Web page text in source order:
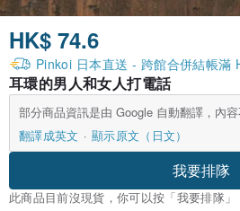
HK$ 74.6
Pinkoi 日本直送 - 跨館合併結帳滿
耳環的男人和女人打電話
部分商品資訊是由 Google 自動翻譯，內容
翻譯成英文
顯示原文（日文）
我要排隊
此商品目前沒現貨，你可以按「我要排隊